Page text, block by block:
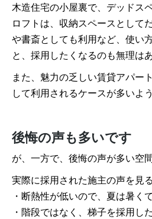
木造住宅の小屋裏で、デッドス
ロフトは、収納スペースとして
や書斎としても利用など、使い
と、採用したくなるのも無理は
また、魅力の乏しい賃貸アパー
して利用されるケースが多いよう
後悔の声も多いです
が、一方で、後悔の声が多い空
実際に採用された施主の声を見る
・断熱性が低いので、夏は暑く
・階段ではなく、梯子を採用し